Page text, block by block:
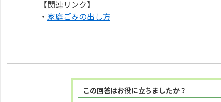
【関連リンク】
・ 家庭ごみの出し方
この回答はお役に立ちましたか？